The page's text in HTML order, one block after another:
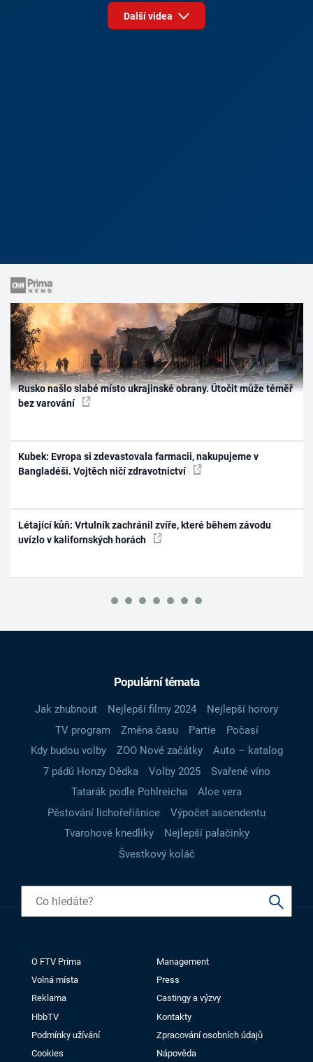
Další videa
Rusko našlo slabé místo ukrajinské obrany. Útočit může téměř
bez varování
Kubek: Evropa si zdevastovala farmacii, nakupujeme v
Bangladéši. Vojtěch ničí zdravotnictví
Létající kůň: Vrtulník zachránil zvíře, které během závodu
uvízlo v kalifornských horách
Populární témata
Jak zhubnout Nejlepší filmy 2024
Nejlepší horory
TV program
Změna času Partie
Počasí
Kdy budou volby
ZOO Nové začátky
Auto – katalog
7 pádů Honzy Dědka
Volby 2025
Svařené víno
Tatarák podle Pohlreicha
Aloe vera
Pěstování lichořeřišnice
Výpočet ascendentu
Tvarohové knedlíky
Nejlepší palačinky
Švestkový koláč
O FTV Prima
Management
Volná místa
Press
Reklama
Castingy a výzvy
HbbTV
Kontakty
Podmínky užívání
Zpracování osobních údajů
Cookies
Nápověda